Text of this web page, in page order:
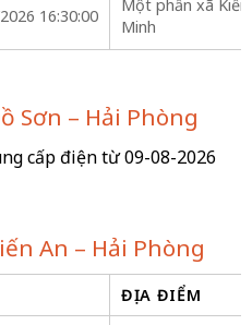
16:30:00
Một phần xã
Minh
Sơn – Hải Phòng
cấp điện từ 09-08-2026
An – Hải Phòng
ĐỊA ĐIỂM